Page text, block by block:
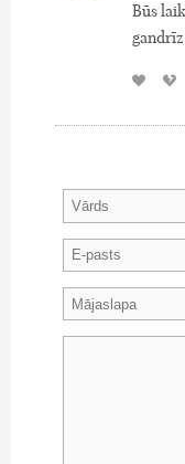
Būs